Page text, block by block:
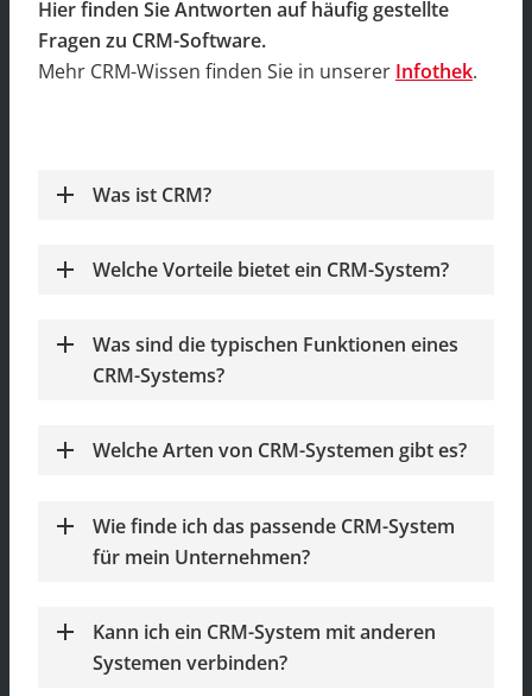
Hier finden Sie Antworten auf häufig gestellte
Fragen zu CRM-Software.
Mehr CRM-Wissen finden Sie in unserer Infothek.
Was ist CRM?
Welche Vorteile bietet ein CRM-System?
Was sind die typischen Funktionen eines
CRM-Systems?
Welche Arten von CRM-Systemen gibt es?
Wie finde ich das passende CRM-System
für mein Unternehmen?
Kann ich ein CRM-System mit anderen
Systemen verbinden?